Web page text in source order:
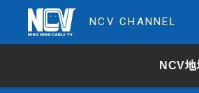
NCV CHANNEL
NCV